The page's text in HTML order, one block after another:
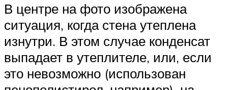
В центре на фото изображена
ситуация, когда стена утеплена
изнутри. В этом случае конденсат
выпадает в утеплителе, или, если
это невозможно (использован